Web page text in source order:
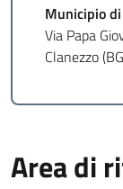
Municipio di
Via Papa
Clanezzo
Area di